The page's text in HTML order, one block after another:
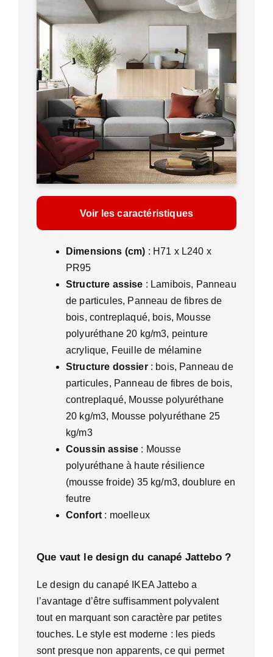
Voir les caractéristiques
Dimensions (cm) : H71 x L240 x
PR95
Structure assise : Lamibois, Panneau
de particules, Panneau de fibres de
bois, contreplaqué, bois, Mousse
polyuréthane 20 kg/m3, peinture
acrylique, Feuille de mélamine
Structure dossier: bois, Panneau de
particules, Panneau de fibres de bois,
contreplaqué, Mousse polyuréthane
20 kg/m3, Mousse polyuréthane 25
kg/m3
Coussin assise : Mousse
polyuréthane à haute résilience
(mousse froide) 35 kg/m3, doublure en
feutre
Confort : moelleux
Que vaut le design du canapé Jattebo ?
Le design du canapé IKEA Jattebo a
l’avantage d’être suffisamment polyvalent
tout en marquant son caractère par petites
touches. Le style est moderne : les pieds
sont presque non apparents, ce qui permet